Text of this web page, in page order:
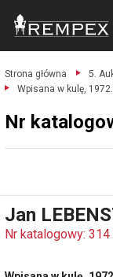
Strona główna
5.
Wpisana w kulę, 1972.
Nr
Jan
Nr katalogowy: 314